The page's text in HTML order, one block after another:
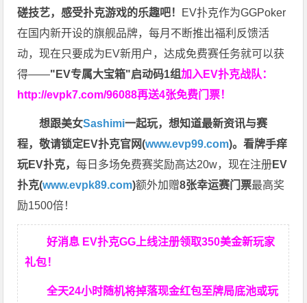
磋技艺，感受扑克游戏的乐趣吧！ EV扑克作为GGPoker
在国内新开设的旗舰品牌，每月不断推出福利反馈活
动，现在只要成为EV新用户，达成免费赛任务就可以获
得——"EV专属大宝箱"启动码1组加入EV扑克战队：
http://evpk7.com/96088再送4张免费门票！
想跟美女Sashimi一起玩，想知道最新资讯与赛
程，敬请锁定EV扑克官网(www.evp99.com)。看牌手痒
玩EV扑克，每日多场免费赛奖励高达20w，现在注册EV
扑克(www.evpk89.com)额外加赠8张幸运赛门票最高奖
励1500倍！
好消息 EV扑克GG上线注册领取350美金新玩家
礼包！
全天24小时随机将掉落现金红包至牌局底池或玩